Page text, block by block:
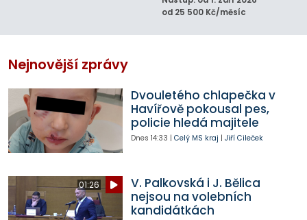
od 25 500 Kč/měsíc
Nejnovější zprávy
Dvouletého chlapečka v
Havířově pokousal pes,
policie hledá majitele
Dnes 14:33 | Celý MS kraj | Jiří Cileček
01:26
V. Palkovská i J. Bělica
nejsou na volebních
kandidátkách